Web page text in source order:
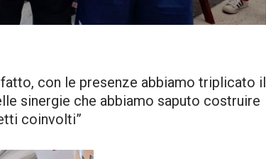
con le presenze abbiamo triplicato il
sinergie che abbiamo saputo costruire
coinvolti”